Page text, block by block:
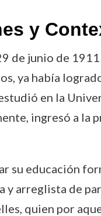
y
de junio de
ya había
en la
ingresó a la
su educación
y arreglista de
quien por